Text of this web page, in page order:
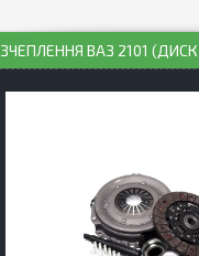
ЗЧЕПЛЕННЯ ВАЗ 2101